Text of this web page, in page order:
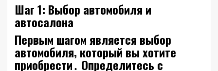
Шаг 1: Выбор автомобиля и
автосалона
Первым шагом является выбор
автомобиля‚ который вы хотите
приобрести․ Определитесь с